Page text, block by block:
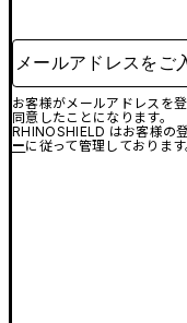
メールアドレスをご
お客様がメールアドレスを
同意したことになります。
RHINOSHIELD はお客様の
ーに従って管理しております